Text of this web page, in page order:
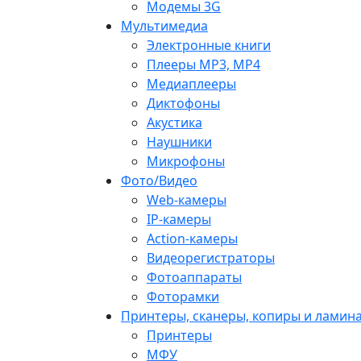
Модемы 3G
Мультимедиа
Электронные книги
Плееры MP3, MP4
Медиаплееры
Диктофоны
Акустика
Наушники
Микрофоны
Фото/Видео
Web-камеры
IP-камеры
Action-камеры
Видеорегистраторы
Фотоаппараты
Фоторамки
Принтеры, сканеры, копиры и
Принтеры
МФУ